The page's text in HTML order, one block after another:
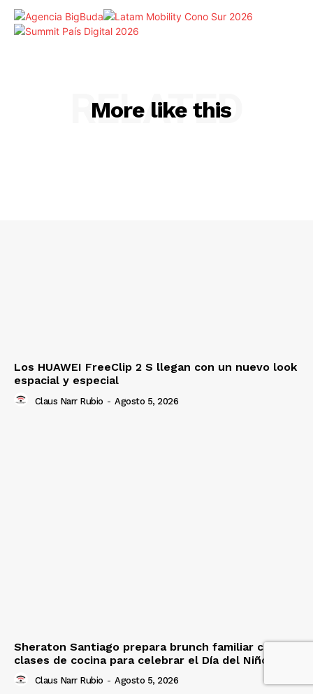
More like this
RELATED
Los HUAWEI FreeClip 2 S llegan con un nuevo look
espacial y especial
Claus Narr Rubio - Agosto 5, 2026
Sheraton Santiago prepara brunch familiar con
clases de cocina para celebrar el Día del Niño
Claus Narr Rubio - Agosto 5, 2026